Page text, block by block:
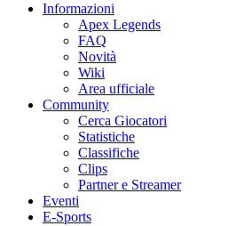
Informazioni
Apex Legends
FAQ
Novità
Wiki
Area ufficiale
Community
Cerca Giocatori
Statistiche
Classifiche
Clips
Partner e Streamer
Eventi
E-Sports